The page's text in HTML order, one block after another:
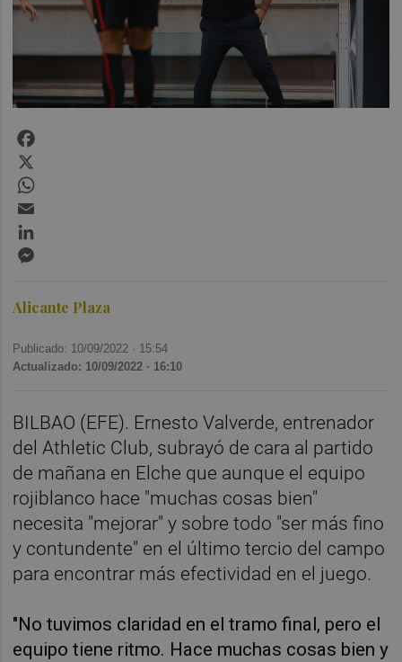
Alicante Plaza
Publicado: 10/09/2022 · 15:54
Actualizado: 10/09/2022 · 16:10
BILBAO (EFE). Ernesto Valverde, entrenador
del Athletic Club, subrayó de cara al partido
de mañana en Elche que aunque el equipo
rojiblanco hace "muchas cosas bien"
necesita "mejorar" y sobre todo "ser más fino
y contundente" en el último tercio del campo
para encontrar más efectividad en el juego.
"No tuvimos claridad en el tramo final, pero el
equipo tiene ritmo. Hace muchas cosas bien y